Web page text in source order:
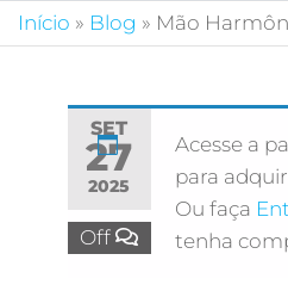
Início » Blog » Mão
SET
27
2025
Off
Acesse a
para
Ou faça
tenha